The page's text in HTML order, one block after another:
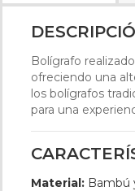
Bolígrafo
ofreciendo una
los bolígrafos
para una
Material: Bambú